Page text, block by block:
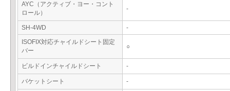
AYC（アクティブ・ヨー・コント
ロール）
-
SH-4WD
-
ISOFIX対応チャイルドシート固定
バー
○
ビルドインチャイルドシート -
バケットシート -